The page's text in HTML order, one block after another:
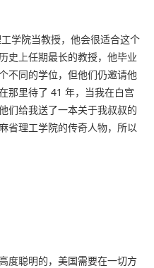
学院当教授，他会很适合这个
史上任期最长的教授，他毕业
不同的学位，但他们仍邀请他
那里待了 41 年，当我在白宫
们给我送了一本关于我叔叔的
省理工学院的传奇人物，所以
度聪明的，美国需要在一切方